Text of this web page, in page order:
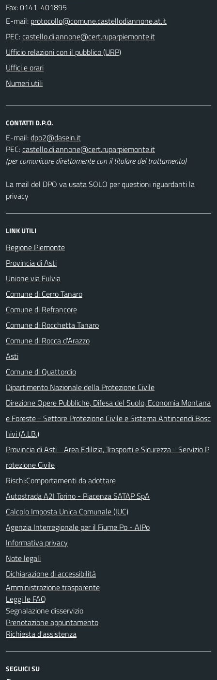
Fax: 0141-401895
E-mail:
PEC:
Ufficio relazioni con il pubblico (URP)
Uffici e orari
Numeri utili
CONTATTI D.P.O.
E-mail:
PEC:
(per comunicare direttamente con il titolare del trattamento)
La mail del DPO va usata SOLO per questioni riguardanti la
privacy
LINK UTILI
Regione Piemonte
Provincia di Asti
Unione via Fulvia
Comune di Cerro Tanaro
Comune di Refrancore
Comune di Rocchetta Tanaro
Comune di Rocca d'Arazzo
Asti
Comune di Quattordio
Dipartimento Nazionale della Protezione Civile
Direzione Opere Pubbliche, Difesa del Suolo, Economia Montana
e Foreste - Settore Protezione Civile e Sistema Antincendi Bosc
hivi (A.LB.)
Provincia di Asti - Area Edilizia, Trasporti e Sicurezza - Servizio P
rotezione Civile
Rischi:Comportamenti da adottare
Autostrada A2I Torino - Piacenza SATAP SpA
Calcolo Imposta Unica Comunale (IUC)
Agenzia Interregionale per il Fiume Po - AIPo
Informativa privacy
Note legali
Dichiarazione di accessibilità
Amministrazione trasparente
Leggi le FAQ
Segnalazione disservizio
Prenotazione appuntamento
Richiesta d'assistenza
SEGUICI SU